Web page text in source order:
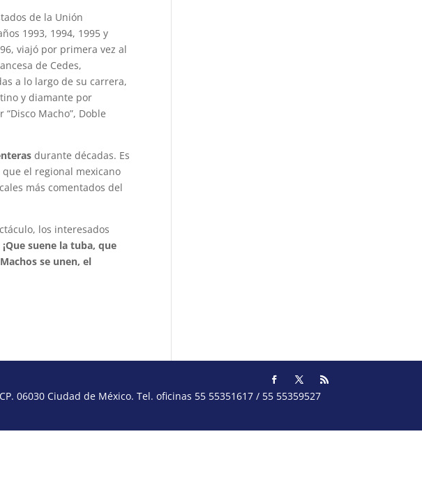
de la Unión
1993, 1994, 1995 y
viajó por primera vez al
de Cedes,
a lo largo de su carrera,
y diamante por
Macho”, Doble
durante décadas. Es
el regional mexicano
más comentados del
los interesados
¡Que suene la tuba, que
se unen, el
06030 Ciudad de México. Tel. oficinas 55 55351617 / 55 55359527